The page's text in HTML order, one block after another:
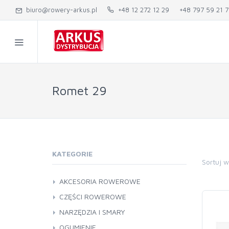
biuro@rowery-arkus.pl +48 12 272 12 29 +48 797 59 21
Romet 29
Sortuj
KATEGORIE
AKCESORIA ROWEROWE
Akcesoria inne
Bagażniki
Bidony i koszyki
CZĘŚCI ROWEROWE
Amortyzatory i widelce
Chwyty i owijki
NARZĘDZIA I SMARY
Łatki i kleje
OGUMIENIE